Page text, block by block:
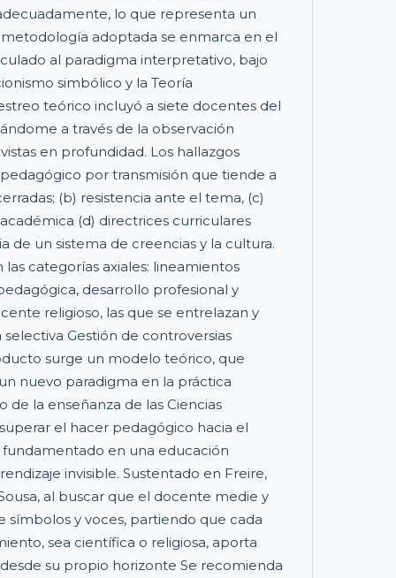
lo que representa un
metodología adoptada se enmarca en el
al paradigma interpretativo, bajo
simbólico y la Teoría
teórico incluyó a siete docentes del
a través de la observación
en profundidad. Los hallazgos
por transmisión que tiende a
(b) resistencia ante el tema, (c)
(d) directrices curriculares
de un sistema de creencias y la cultura.
categorías axiales: lineamientos
desarrollo profesional y
religioso, las que se entrelazan y
Gestión de controversias
surge un modelo teórico, que
nuevo paradigma en la práctica
la enseñanza de las Ciencias
el hacer pedagógico hacia el
en una educación
invisible. Sustentado en Freire,
al buscar que el docente medie y
símbolos y voces, partiendo que cada
sea científica o religiosa, aporta
su propio horizonte Se recomienda